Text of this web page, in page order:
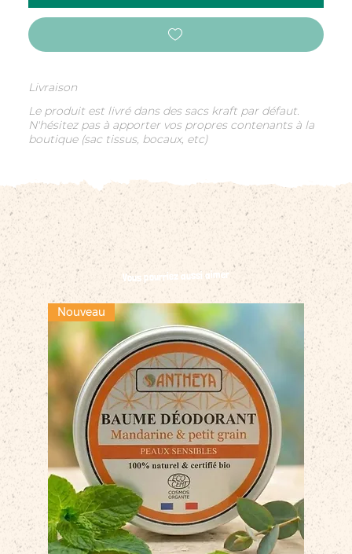
Livraison
Le produit est livré dans des sacs kraft par défaut.
N'hésitez pas à apporter vos propres contenants à la
boutique (sac tissus, bocaux, etc)
Vous pourriez aussi aimer
Nouveau